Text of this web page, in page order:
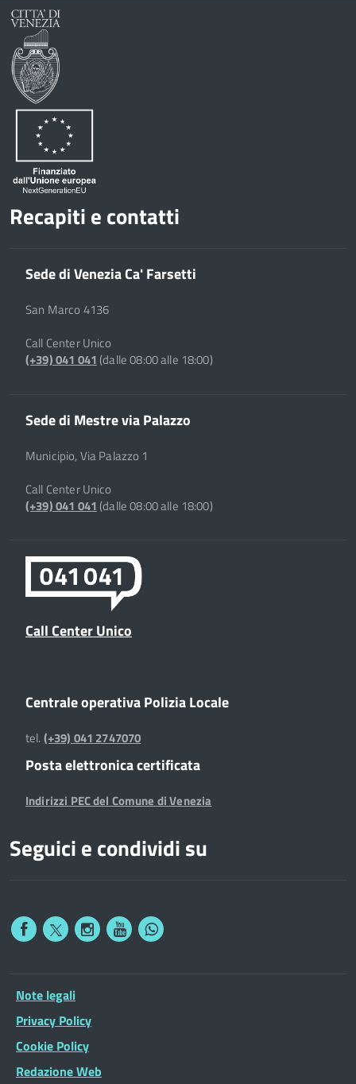
Recapiti e contatti
Sede di Venezia Ca' Farsetti
San Marco 4136
Call Center Unico
(+39) 041 041(dalle 08:00 alle 18:00)
Sede di Mestre via Palazzo
Municipio, Via Palazzo 1
Call Center Unico
(+39) 041 041(dalle 08:00 alle 18:00)
Call Center Unico
Centrale operativa Polizia Locale
tel.(+39) 041 2747070
Posta elettronica certificata
Indirizzi PEC del Comune di Venezia
Seguici e condividi su
Note legali
Privacy Policy
Cookie Policy
Redazione Web